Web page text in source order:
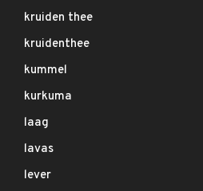
kruiden thee
kruidenthee
kummel
kurkuma
laag
lavas
lever